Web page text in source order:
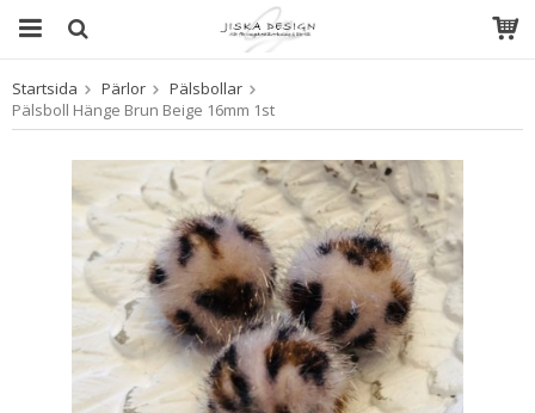
Produkten har blivit tillagd i varukorgen
Startsida Pärlor
Pälsbollar
Pälsboll Hänge Brun Beige 16mm 1st